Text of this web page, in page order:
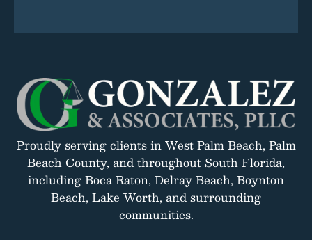
Proudly serving clients in West Palm Beach, Palm
Beach County, and throughout South Florida,
including Boca Raton, Delray Beach, Boynton
Beach, Lake Worth, and surrounding
communities.